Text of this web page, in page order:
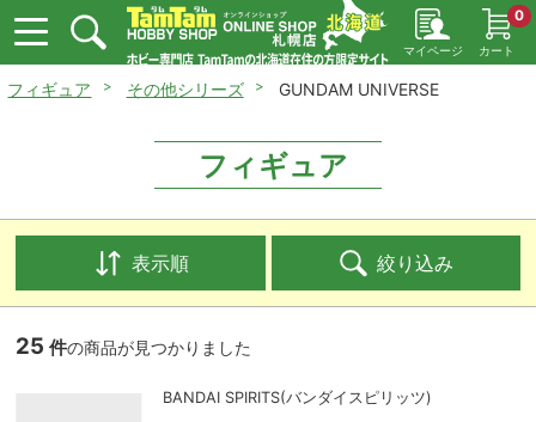
マイページ カート
0
フィギュア その他シリーズ GUNDAM UNIVERSE
フィギュア
表示順 絞り込み
25 件の商品が見つかりました
BANDAI SPIRITS(バンダイスピリッツ)